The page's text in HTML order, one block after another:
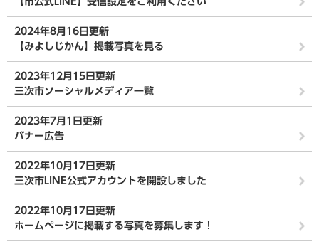
2024年8月16日更新
【みよしじかん】掲載写真を見る
2023年12月15日更新
三次市ソーシャルメディア一覧
2023年7月1日更新
バナー広告
2022年10月17日更新
三次市LINE公式アカウントを開設しました
2022年10月17日更新
ホームページに掲載する写真を募集します！